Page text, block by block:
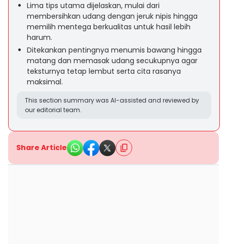
Lima tips utama dijelaskan, mulai dari
membersihkan udang dengan jeruk nipis hingga
memilih mentega berkualitas untuk hasil lebih
harum.
Ditekankan pentingnya menumis bawang hingga
matang dan memasak udang secukupnya agar
teksturnya tetap lembut serta cita rasanya
maksimal.
This section summary was AI-assisted and reviewed by
our editorial team.
Share Article